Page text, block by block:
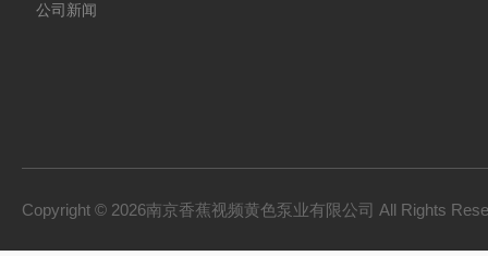
公司新闻
Copyright © 2026南京香蕉视频黄色泵业有限公司 All Rights